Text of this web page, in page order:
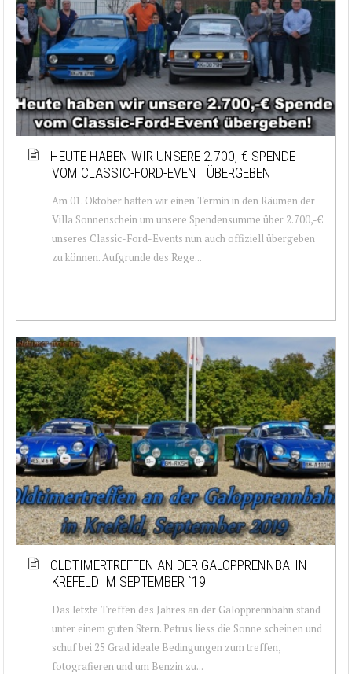
HEUTE HABEN WIR UNSERE 2.700,-€ SPENDE
VOM CLASSIC-FORD-EVENT ÜBERGEBEN
Am 01. Oktober hatten wir einen Termin in den Räumen der
Villa Sonnenschein um unsere Spendensumme über 2.700,-€
unseres Classic-Ford-Events nun auch offiziell übergeben
zu können. Aufgrunde des Rege...
OLDTIMERTREFFEN AN DER GALOPPRENNBAHN
KREFELD IM SEPTEMBER `19
Das letzte Treffen des Jahres an der Galopprennbahn stand
unter einem guten Stern. Petrus liess die Sonne scheinen und
schuf bei 25 Grad ideale Bedingungen zum treffen,
fotografieren und um Benzin zu...